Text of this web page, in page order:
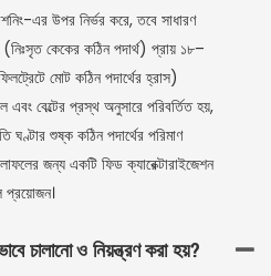
এর উপর নির্ভর করে, তবে সাধারণ
কেকের কঠিন পদার্থ) প্রায় ১৮–
মোট কঠিন পদার্থের হ্রাস)
বেল্টের প্রস্থ অনুসারে পরিবর্তিত হয়,
শুষ্ক কঠিন পদার্থের পরিমাণ
জন্য একটি ফিড ক্যারেক্টারাইজেশন
প্রয়োজন।
চালানো ও নিয়ন্ত্রণ করা হয়?